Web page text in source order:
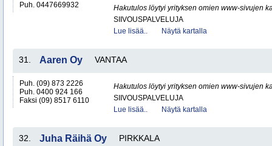
Puh. 0447669932
Hakutulos löytyi yrityksen omien www-sivujen
SIIVOUSPALVELUJA
Lue lisää..
Näytä kartalla
31. Aaren Oy VANTAA
Puh. (09) 873 2226
Puh. 0400 924 166
Faksi (09) 8517 6110
Hakutulos löytyi yrityksen omien www-sivujen
SIIVOUSPALVELUJA
Lue lisää..
Näytä kartalla
32. Juha Räihä Oy PIRKKALA